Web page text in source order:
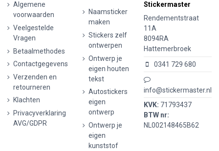
Algemene
voorwaarden
Veelgestelde
Vragen
Betaalmethodes
Contactgegevens
Verzenden en
retourneren
Klachten
Privacyverklaring
AVG/GDPR
Naamsticker
maken
Stickers zelf
ontwerpen
Ontwerp je
eigen houten
tekst
Autostickers
eigen
ontwerp
Ontwerp je
eigen
kunststof
Stickermaster
Rendementstraat
11A
8094RA
Hattemerbroek
0341 729 680
info@stickermaster.nl
KVK: 71793437
BTW nr:
NL002148465B62